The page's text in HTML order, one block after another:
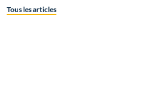
Tous les articles